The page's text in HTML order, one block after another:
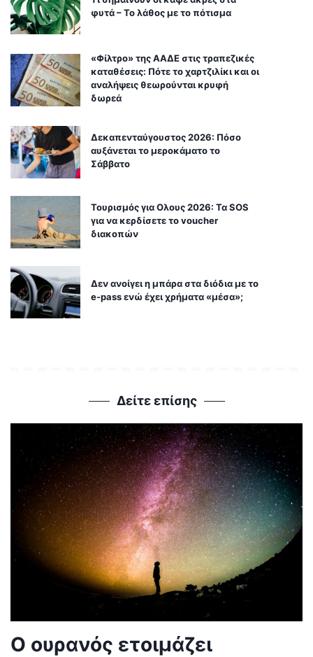
φυτά – Το λάθος με το πότισμα
«Φίλτρο» της ΑΑΔΕ στις τραπεζικές
καταθέσεις: Πότε το χαρτζιλίκι και οι
αναλήψεις θεωρούνται κρυφή
δωρεά
Δεκαπενταύγουστος 2026: Πόσο
αυξάνεται το μεροκάματο το
Σάββατο
Τουρισμός για Ολους 2026: Τα SOS
για να κερδίσετε το voucher
διακοπών
Δεν ανοίγει η μπάρα στα διόδια με το
e-pass ενώ έχει χρήματα «μέσα»;
Δείτε επίσης
Ο ουρανός ετοιμάζει